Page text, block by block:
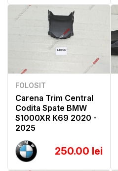
FOLOSIT
Carena Trim Central
Codita Spate BMW
S1000XR K69 2020 -
2025
250.00 lei